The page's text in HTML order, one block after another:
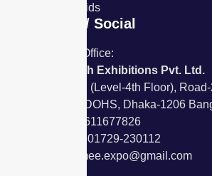
Expo Media Kids
Contact / Social
Corporate Office:
Bangladesh Exhibitions Pvt. Ltd.
House-409, (Level-4th Floor),
Mohakhali DOHS, Dhaka-1206
Tel: +88 09611677826
Mobile: +8801729-230112
E-mail: immee.expo@gmail.com